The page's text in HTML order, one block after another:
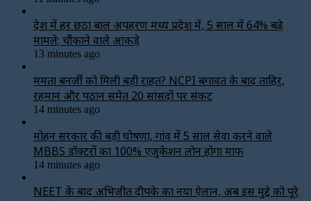
देश में हर छठा बाल अपहरण मध्य प्रदेश में, 5 साल में 64% बढ़े
मामले; चौंकाने वाले आंकड़े
13 minutes ago
ममता बनर्जी को मिली बड़ी राहत? NCPI बगावत के बाद ताहिर,
रहमान और पठान समेत 20 सांसदों पर संकट
14 minutes ago
मोहन सरकार की बड़ी घोषणा, गांव में 5 साल सेवा करने वाले
MBBS डॉक्टरों का 100% एजुकेशन लोन होगा माफ
14 minutes ago
NEET के बाद अभिजीत दीपके का नया ऐलान, अब इस मुद्दे को पूरे